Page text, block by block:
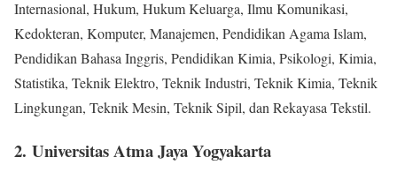
Internasional, Hukum, Hukum Keluarga, Ilmu Komunikasi,
Kedokteran, Komputer, Manajemen, Pendidikan Agama Islam,
Pendidikan Bahasa Inggris, Pendidikan Kimia, Psikologi, Kimia,
Statistika, Teknik Elektro, Teknik Industri, Teknik Kimia, Teknik
Lingkungan, Teknik Mesin, Teknik Sipil, dan Rekayasa Tekstil.
2. Universitas Atma Jaya Yogyakarta